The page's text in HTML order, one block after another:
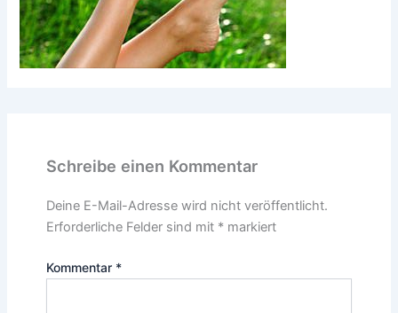
Schreibe einen Kommentar
Deine E-Mail-Adresse wird nicht veröffentlicht.
Erforderliche Felder sind mit *markiert
Kommentar *